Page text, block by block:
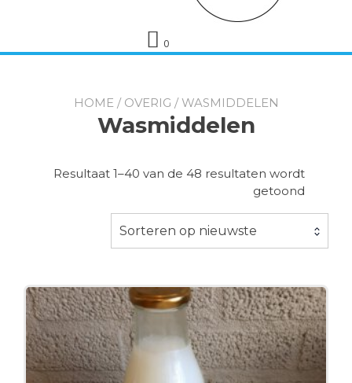
0
HOME/ OVERIG / WASMIDDELEN
Wasmiddelen
Resultaat 1–40 van de 48 resultaten wordt
getoond
Sorteren op nieuwste